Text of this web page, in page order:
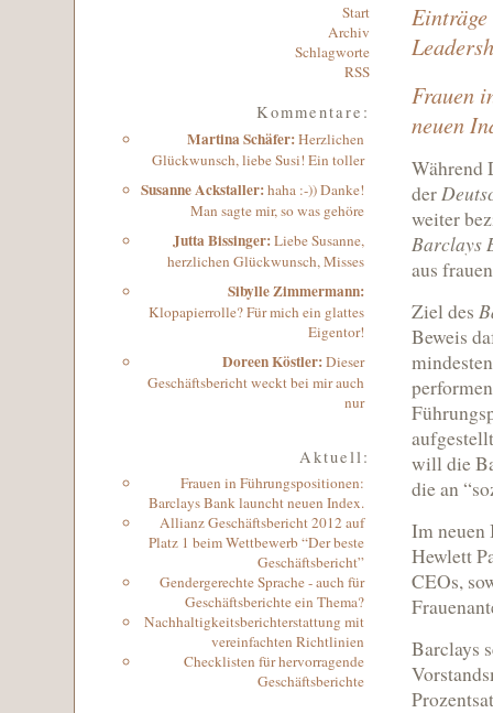
Start
Archiv
Schlagworte
RSS
Kommentare:
Martina Schäfer:Herzlichen
Glückwunsch, liebe Susi! Ein toller
Susanne Ackstaller:haha :-)) Danke!
Man sagte mir, so was gehöre
Jutta Bissinger:Liebe Susanne,
herzlichen Glückwunsch, Misses
Sibylle Zimmermann:
Klopapierrolle? Für mich ein glattes
Eigentor!
Doreen Köstler:Dieser
Geschäftsbericht weckt bei mir auch
nur
Aktuell:
Frauen in Führungspositionen:
Barclays Bank launcht neuen Index.
Allianz Geschäftsbericht 2012 auf
Platz 1 beim Wettbewerb “Der beste
Geschäftsbericht”
Gendergerechte Sprache - auch für
Geschäftsberichte ein Thema?
Nachhaltigkeitsberichterstattung mit
vereinfachten Richtlinien
Checklisten für hervorragende
Geschäftsberichte
Frauen
neuen
Während
der
weiter
Barclays
aus
Ziel des
Beweis
will die
die an
Im neuen
Hewlett
CEOs,
Barclays